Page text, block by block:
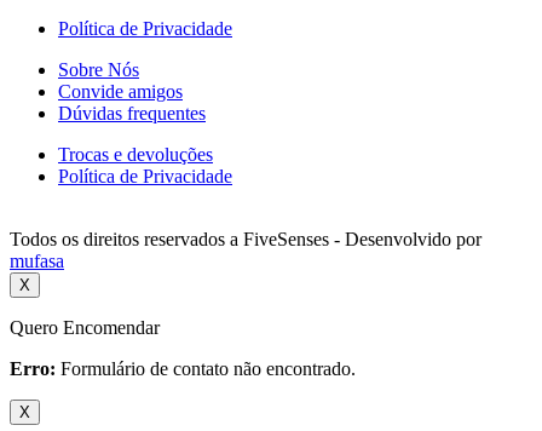
Política de Privacidade
Sobre Nós
Convide amigos
Dúvidas frequentes
Trocas e devoluções
Política de Privacidade
Todos os direitos reservados a FiveSenses - Desenvolvido por
mufasa
X
Quero Encomendar
Erro: Formulário de contato não encontrado.
X